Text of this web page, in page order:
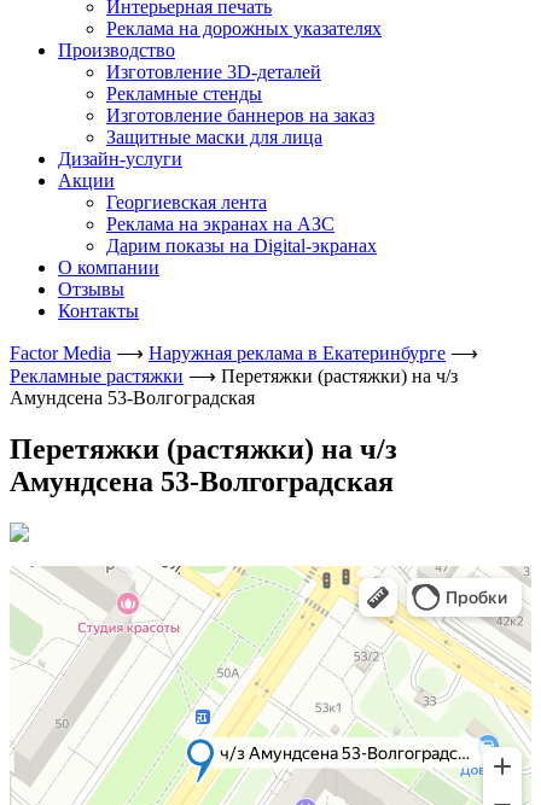
Интерьерная печать
Реклама на дорожных указателях
Производство
Изготовление 3D-деталей
Рекламные стенды
Изготовление баннеров на заказ
Защитные маски для лица
Дизайн-услуги
Акции
Георгиевская лента
Реклама на экранах на АЗС
Дарим показы на Digital-экранах
О компании
Отзывы
Контакты
Factor Media ⟶ Наружная реклама в Екатеринбурге ⟶
Рекламные растяжки ⟶ Перетяжки (растяжки) на ч/з
Амундсена 53-Волгоградская
Перетяжки (растяжки) на ч/з
Амундсена 53-Волгоградская